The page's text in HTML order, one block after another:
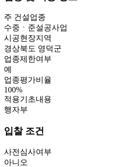
주 건설업종
수중ㆍ준설공사업
시공현장지역
경상북도 영덕군
업종제한여부
예
업종평가비율
100%
적용기초내용
행자부
입찰 조건
사전심사여부
아니오